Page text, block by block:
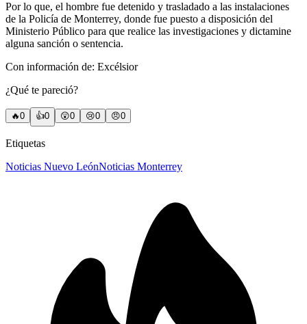
Por lo que, el hombre fue detenido y trasladado a las instalaciones
de la Policía de Monterrey, donde fue puesto a disposición del
Ministerio Público para que realice las investigaciones y dictamine
alguna sanción o sentencia.
Con información de: Excélsior
¿Qué te pareció?
🔥0 👍0 😲0 😢0 😠0
Etiquetas
Noticias Nuevo LeónNoticias Monterrey